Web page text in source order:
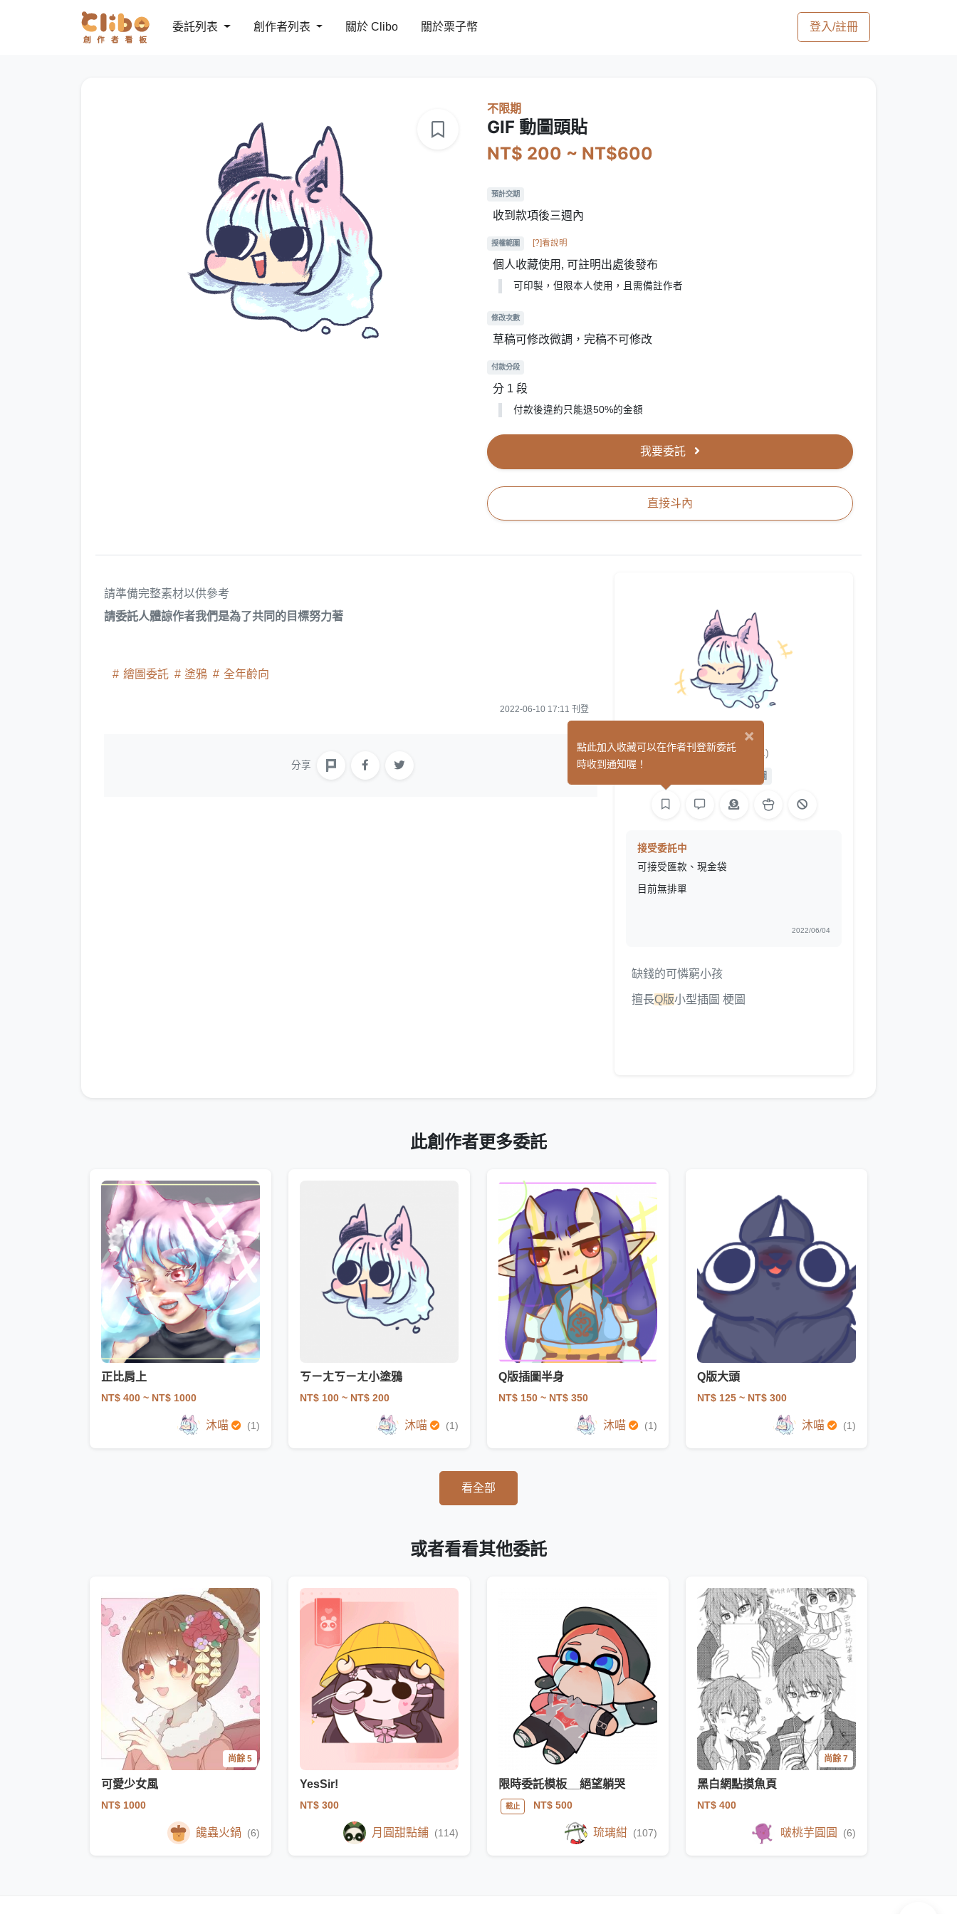
委託列表 創作者列表 關於 Clibo 關於栗子幣 登入/註冊
不限期
GIF 動圖頭貼
NT$ 200 ~ NT$600
預計交期
收到款項後三週內
授權範圍 [?]看說明
個人收藏使用, 可註明出處後發布
可印製，但限本人使用，且需備註作者
修改次數
草稿可修改微調，完稿不可修改
付款分段
分 1 段
付款後違約只能退50%的金額
我要委託
直接斗內
請準備完整素材以供參考
請委託人體諒作者我們是為了共同的目標努力著
繪圖委託 塗鴉 全年齡向
2022-06-10 17:11 刊登
分享
沐喵 (1)
繪圖
接受委託中
可接受匯款、現金袋
目前無排單
2022/06/04
缺錢的可憐窮小孩
擅長Q版小型插圖 梗圖
此創作者更多委託
正比肩上
NT$ 400 ~ NT$ 1000
沐喵 (1)
ㄎㄧㄤㄎㄧㄤ小塗鴉
NT$ 100 ~ NT$ 200
沐喵 (1)
Q版插圖半身
NT$ 150 ~ NT$ 350
沐喵 (1)
Q版大頭
NT$ 125 ~ NT$ 300
沐喵 (1)
看全部
或者看看其他委託
尚餘 5
可愛少女風
NT$ 1000
饞蟲火鍋 (6)
YesSir!
NT$ 300
月圓甜點鋪 (114)
限時委託模板__絕望躺哭
截止 NT$ 500
琉璃紺 (107)
尚餘 7
黑白網點摸魚頁
NT$ 400
啵桃芋圓圓 (6)
×
點此加入收藏可以在作者刊登新委託
時收到通知喔！